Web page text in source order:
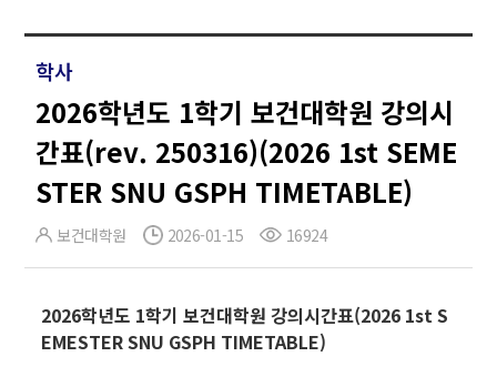
학사
2026학년도 1학기 보건대학원 강의시
간표(rev. 250316)(2026 1st SEME
STER SNU GSPH TIMETABLE)
보건대학원 2026-01-15 16924
2026학년도 1학기 보건대학원 강의시간표(2026 1st S
EMESTER SNU GSPH TIMETABLE)